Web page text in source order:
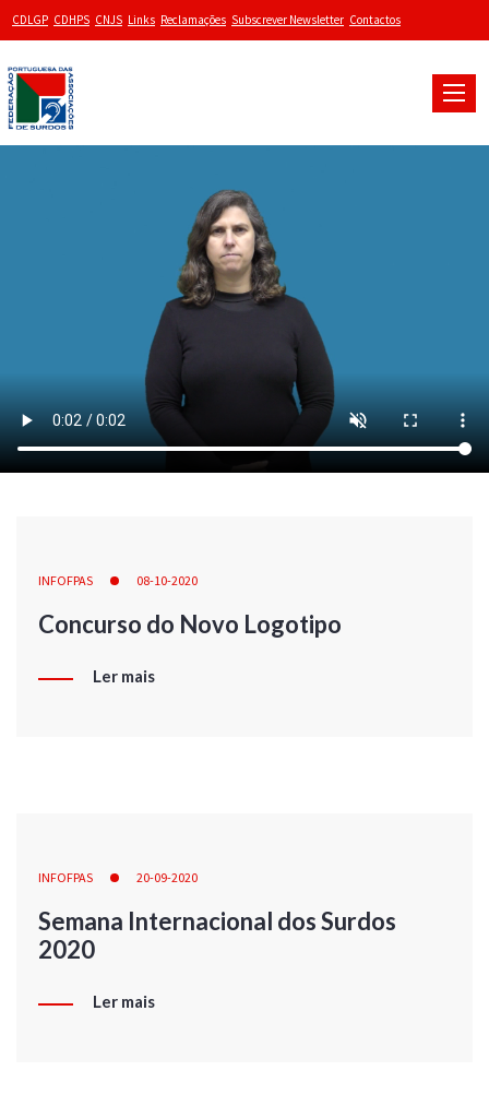
CDLGP CDHPS CNJS Links Reclamações Subscrever Newsletter Contactos
Toggle
INFOFPAS 08-10-2020
Concurso do Novo Logotipo
Ler mais
INFOFPAS 20-09-2020
Semana Internacional dos Surdos
2020
Ler mais